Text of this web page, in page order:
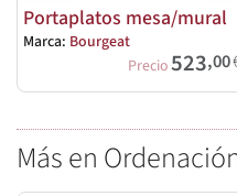
Portaplatos mesa/mural
Marca: Bourgeat
Precio523,00
Más en